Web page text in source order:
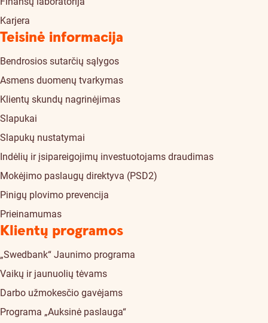
Karjera
Teisinė informacija
Bendrosios sutarčių sąlygos
Asmens duomenų tvarkymas
Klientų skundų nagrinėjimas
Slapukai
Slapukų nustatymai
Indėlių ir įsipareigojimų investuotojams draudimas
Mokėjimo paslaugų direktyva (PSD2)
Pinigų plovimo prevencija
Prieinamumas
Klientų programos
„Swedbank“ Jaunimo programa
Vaikų ir jaunuolių tėvams
Darbo užmokesčio gavėjams
Programa „Auksinė paslauga“